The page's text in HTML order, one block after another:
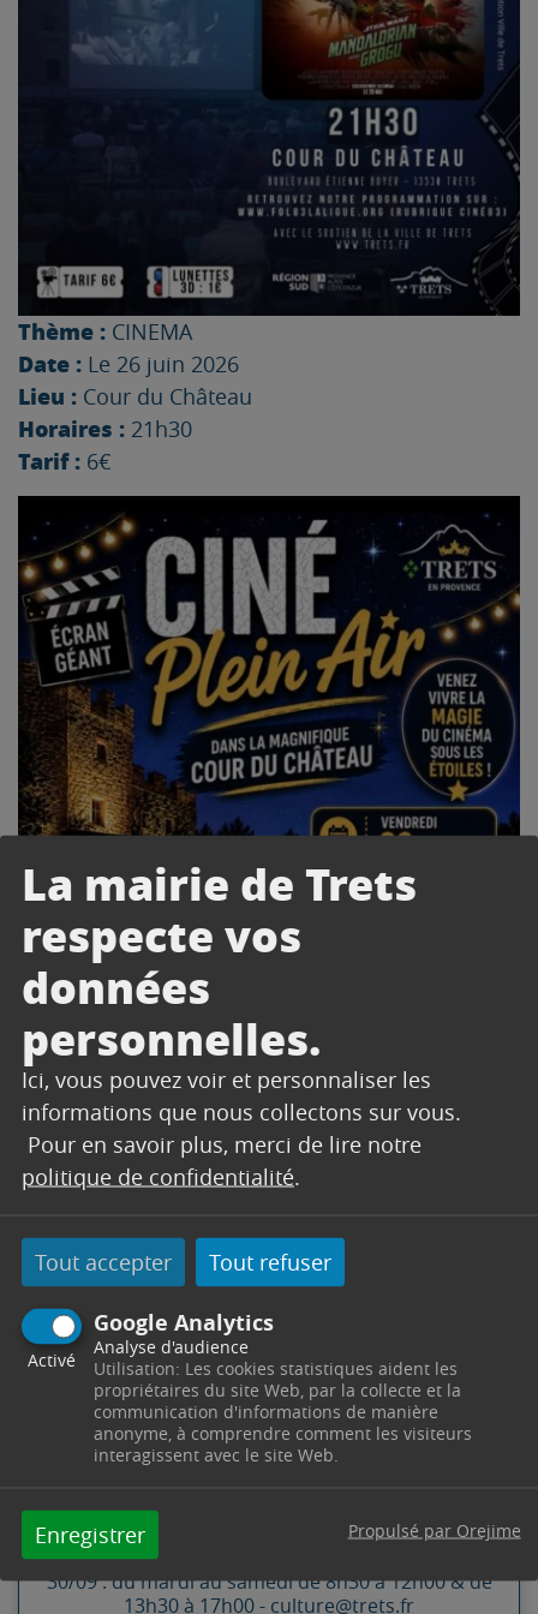
La mairie de Trets
respecte vos
données
personnelles.
Ici, vous pouvez voir et personnaliser les
informations que nous collectons sur vous.
Pour en savoir plus, merci de lire notre
politique de confidentialité.
Tout accepter Tout refuser
Google Analytics
Activé
Analyse d'audience
Utilisation: Les cookies statistiques aident les
propriétaires du site Web, par la collecte et la
communication d'informations de manière
anonyme, à comprendre comment les visiteurs
interagissent avec le site Web.
Enregistrer Propulsé par Orejime
Thème : CINEMA
Date : Le 26 juin 2026
Lieu : Cour du Château
Horaires : 21h30
Tarif : 6€
Screenshot
CONTACT
SERVICE CULTURE
Office de Tourisme Château des Remparts -
Télephone : 04 42 61 23 78
Horaires : Du 01/10 au 31/05 : du lundi au vendredi
de 8h30 à 12h00 & de 13h30 à 17h00 - Du 01/06 au
30/09 : du mardi au samedi de 8h30 à 12h00 & de
13h30 à 17h00 - culture@trets.fr